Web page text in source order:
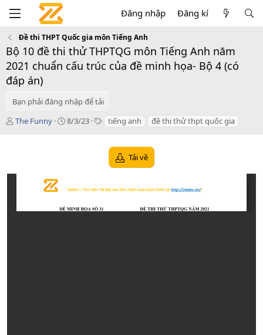
Đăng nhập Đăng kí
Đề thi THPT Quốc gia môn Tiếng Anh
Bộ 10 đề thi thử THPTQG môn Tiếng Anh năm
2021 chuẩn cấu trúc của đề minh họa- Bộ 4 (có
đáp án)
Bạn phải đăng nhập để tải
T
ả
The Funny
C
n
8/3/23
T tiếng anh đề thi thử thpt quốc gia
Tải về